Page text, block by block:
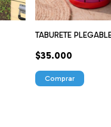
TABURETE
$35.000